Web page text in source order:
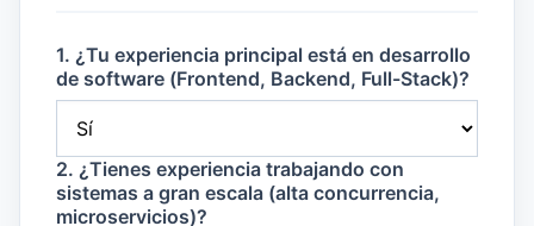
1. ¿Tu experiencia principal está en desarrollo
de software (Frontend, Backend, Full-Stack)?
2. ¿Tienes experiencia trabajando con
sistemas a gran escala (alta concurrencia,
microservicios)?